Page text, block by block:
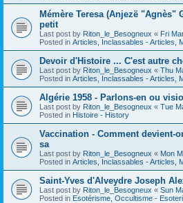
Mémère Teresa (Anjezë "Agnès"
petit
Last post by Riton_le_Besogneux « Fri
Posted in Articles, Inclassables - Articles,
Devoir d'Histoire ... C'est autre
Last post by Riton_le_Besogneux « Thu
Posted in Articles, Inclassables - Articles,
Algérie 1958 - Parlons-en ou
Last post by Riton_le_Besogneux « Tue
Posted in Histoire - History
Vaccination - Comment devient-
sa
Last post by Riton_le_Besogneux « Mon
Posted in Articles, Inclassables - Articles,
Saint-Yves d'Alveydre Joseph
Last post by Riton_le_Besogneux « Sun
Posted in Esotérisme, Occultisme -